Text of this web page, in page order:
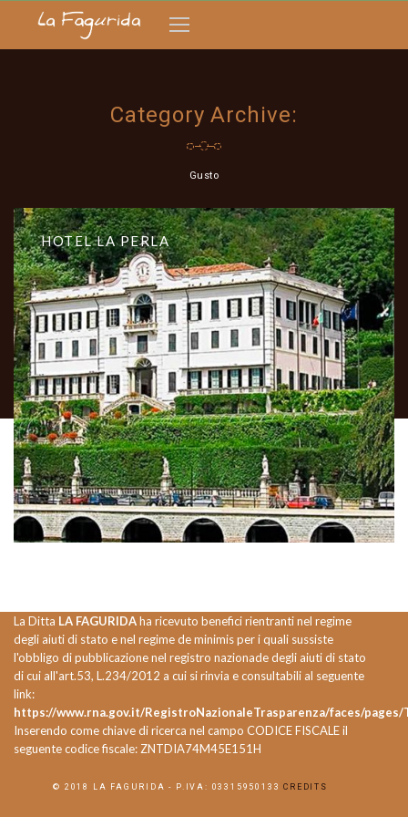
Category Archive:
Gusto
HOTEL LA PERLA
La Ditta LA FAGURIDAha ricevuto benefici rientranti nel regime
degli aiuti di stato e nel regime de minimis per i quali sussiste
l'obbligo di pubblicazione nel registro nazionade degli aiuti di stato
di cui all'art.53, L.234/2012 a cui si rinvia e consultabili al seguente
link:
https://www.rna.gov.it/RegistroNazionaleTrasparenza/faces/
Inserendo come chiave di ricerca nel campo CODICE FISCALE il
seguente codice fiscale: ZNTDIA74M45E151H
© 2018 LA FAGURIDA - P.IVA: 03315950133CREDITS